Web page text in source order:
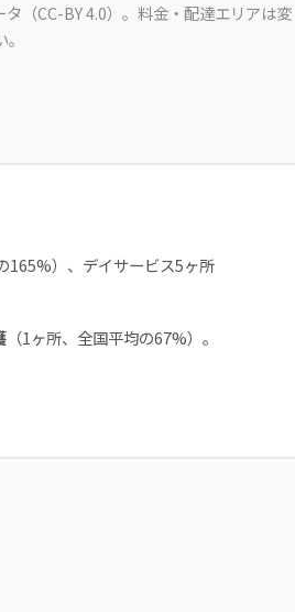
（CC-BY 4.0）。料金・配達エリアは変
165%）、デイサービス5ヶ所
（1ヶ所、全国平均の67%）。